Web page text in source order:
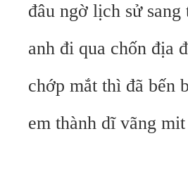
đâu ngờ lịch sử sang
anh đi qua chốn địa
chớp mắt thì đã bến
em thành dĩ vãng